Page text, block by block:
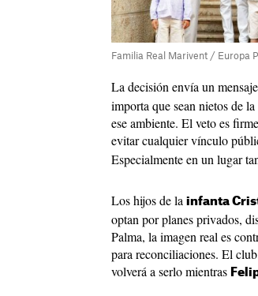
Familia Real Marivent / Europa
La decisión envía un
importa que sean nietos de
ese ambiente. El veto es
evitar cualquier vínculo
Especialmente en un lugar
Los hijos de la infanta
optan por planes privados,
Palma, la imagen real es
para reconciliaciones. El
volverá a serlo mientras